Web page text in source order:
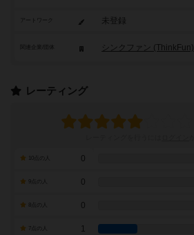
アートワーク 未登録
シンクファン (ThinkFun)
レーティング
0
0
0
7点の人 1